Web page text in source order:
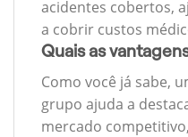
acidentes cobertos,
a cobrir custos
Quais as
Como você já sabe,
grupo ajuda a
mercado